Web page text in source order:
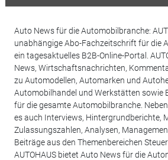
Auto News für die Automobilbranche:
unabhängige Abo-Fachzeitschrift für die
ein tagesaktuelles B2B-Online-Portal.
News, Wirtschaftsnachrichten,
zu Automodellen, Automarken und
Automobilhandel und Werkstätten sowie
für die gesamte Automobilbranche.
es auch Interviews, Hintergrundberichte,
Zulassungszahlen, Analysen,
Beiträge aus den Themenbereichen
AUTOHAUS bietet Auto News für die